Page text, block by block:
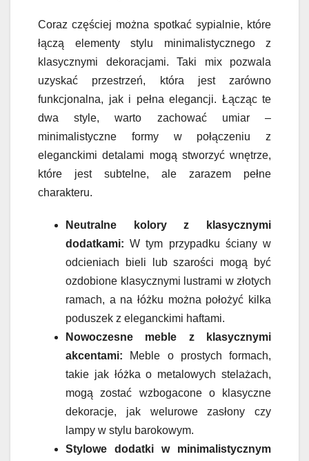
Coraz częściej można spotkać sypialnie, które
łączą elementy stylu minimalistycznego z
klasycznymi dekoracjami. Taki mix pozwala
uzyskać przestrzeń, która jest zarówno
funkcjonalna, jak i pełna elegancji. Łącząc te
dwa style, warto zachować umiar –
minimalistyczne formy w połączeniu z
eleganckimi detalami mogą stworzyć wnętrze,
które jest subtelne, ale zarazem pełne
charakteru.
Neutralne kolory z klasycznymi
dodatkami: W tym przypadku ściany w
odcieniach bieli lub szarości mogą być
ozdobione klasycznymi lustrami w złotych
ramach, a na łóżku można położyć kilka
poduszek z eleganckimi haftami.
Nowoczesne meble z klasycznymi
akcentami: Meble o prostych formach,
takie jak łóżka o metalowych stelażach,
mogą zostać wzbogacone o klasyczne
dekoracje, jak welurowe zasłony czy
lampy w stylu barokowym.
Stylowe dodatki w minimalistycznym